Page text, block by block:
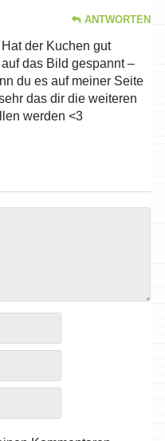
ANTWORTEN
der Kuchen gut
das Bild gespannt –
du es auf meiner Seite
das dir die weiteren
werden <3